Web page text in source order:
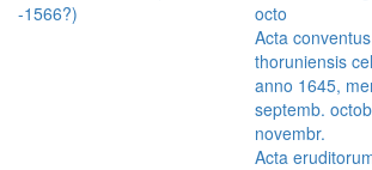
-1566?)
octo
Acta conventus
thoruniensis
anno 1645,
septemb.
novembr.
Acta